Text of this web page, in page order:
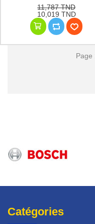
11,787 TND
10,019 TND
Page
Catégories